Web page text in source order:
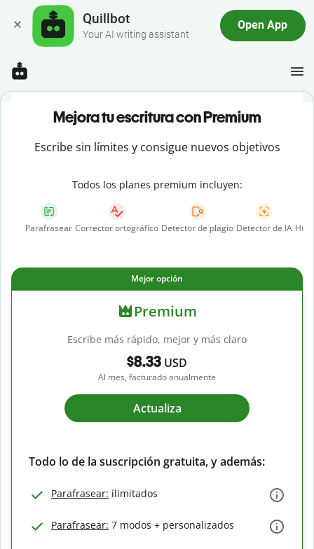
Quillbot
Your AI writing assistant
Open App
Mejora tu escritura con Premium
Escribe sin límites y consigue nuevos objetivos
Todos los planes premium incluyen:
Parafrasear Corrector ortográfico Detector de plagio Detector de IA
Mejor opción
Premium
Escribe más rápido, mejor y más claro
$8.33 USD
Al mes, facturado anualmente
Actualiza
Todo lo de la suscripción gratuita, y además:
Parafrasear: ilimitados
Parafrasear: 7 modos + personalizados